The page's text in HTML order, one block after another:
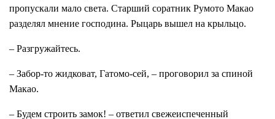
пропускали мало света. Старший соратник Румото Макао
разделял мнение господина. Рыцарь вышел на крыльцо.
– Разгружайтесь.
– Забор-то жидковат, Гатомо-сей, – проговорил за спиной
Макао.
– Будем строить замок! – ответил свежеиспеченный